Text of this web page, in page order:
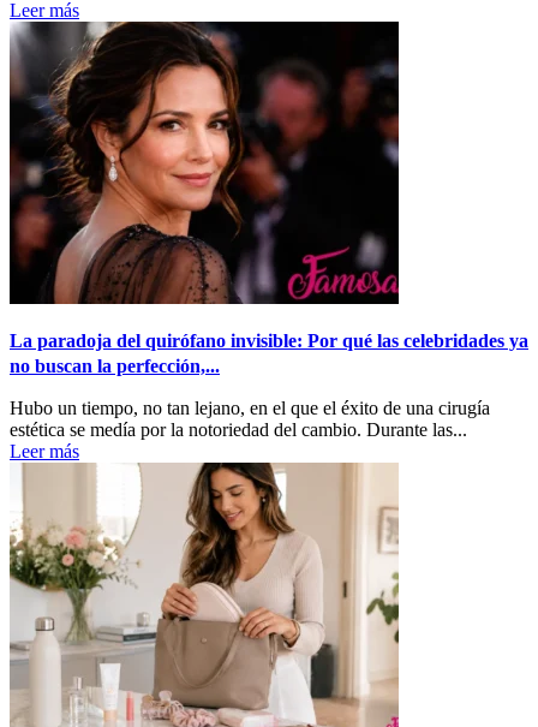
Leer más
La paradoja del quirófano invisible: Por qué las celebridades ya
no buscan la perfección,...
Hubo un tiempo, no tan lejano, en el que el éxito de una cirugía
estética se medía por la notoriedad del cambio. Durante las...
Leer más